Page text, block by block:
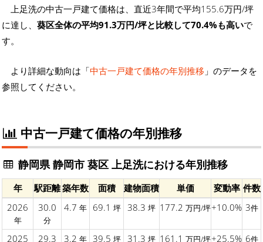
上足洗の中古一戸建て価格は、直近3年間で平均155.6万円/坪
に達し、 葵区全体の平均91.3万円/坪と比較して70.4%も高いで
す。
より詳細な動向は「中古一戸建て価格の年別推移 」のデータを
参照してください。
中古一戸建て価格の年別推移
静岡県 静岡市 葵区 上足洗における年別推移
年 駅距離築年数 面積 建物面積 単価 変動率 件数
2026
年
30.0
分
4.7 年 69.1 坪 38.3 坪 177.2 万円/坪+10.0% 3件
2025 29.3 3.2 年 39.5 坪 31.3 坪 161.1 万円/坪+25.5% 6件